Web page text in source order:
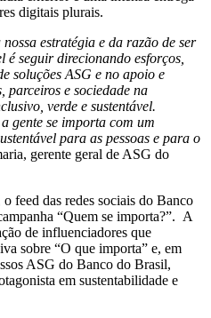
digitais plurais.
estratégia e da razão de ser
seguir direcionando esforços,
soluções ASG e no apoio e
parceiros e sociedade na
verde e sustentável.
gente se importa com um
para as pessoas e para o
gerente geral de ASG do
feed das redes sociais do Banco
“Quem se importa?”. A
de influenciadores que
sobre “O que importa” e, em
ASG do Banco do Brasil,
em sustentabilidade e